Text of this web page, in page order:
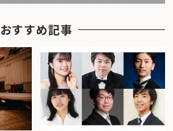
おすすめ記事